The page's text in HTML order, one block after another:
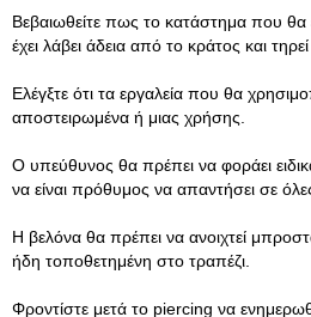
Βεβαιωθείτε πως το κατάστημα που θα
έχει λάβει άδεια από το κράτος και
Ελέγξτε ότι τα εργαλεία που θα
αποστειρωμένα ή μιας χρήσης.
Ο υπεύθυνος θα πρέπει να φοράει
να είναι πρόθυμος να απαντήσει σε
Η βελόνα θα πρέπει να ανοιχτεί
ήδη τοποθετημένη στο τραπέζι.
Φροντίστε μετά το piercing να